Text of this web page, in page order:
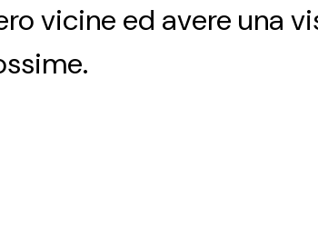
vicine ed avere una